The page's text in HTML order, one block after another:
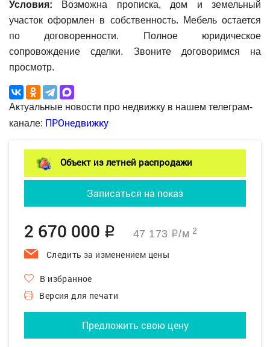
Условия: Возможна прописка, дом и земельный
участок оформлен в собственность. Мебель остается
по договоренности. Полное юридическое
сопровождение сделки. Звоните договоримся на
просмотр.
Актуальные новости про недвижку в нашем телеграм-
канале: ПРОнедвижку
Объект из летней распродажи
Записаться на показ
2 670 000 q 47 173 q/м2
Следить за изменением цены
В избранное
Версия для печати
Предложить свою цену